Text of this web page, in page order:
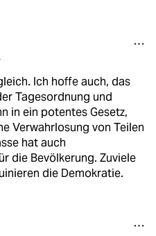
Ich hoffe auch, das
Tagesordnung und
in ein potentes Gesetz,
Verwahrlosung von Teilen
hat auch
die Bevölkerung. Zuviele
die Demokratie.